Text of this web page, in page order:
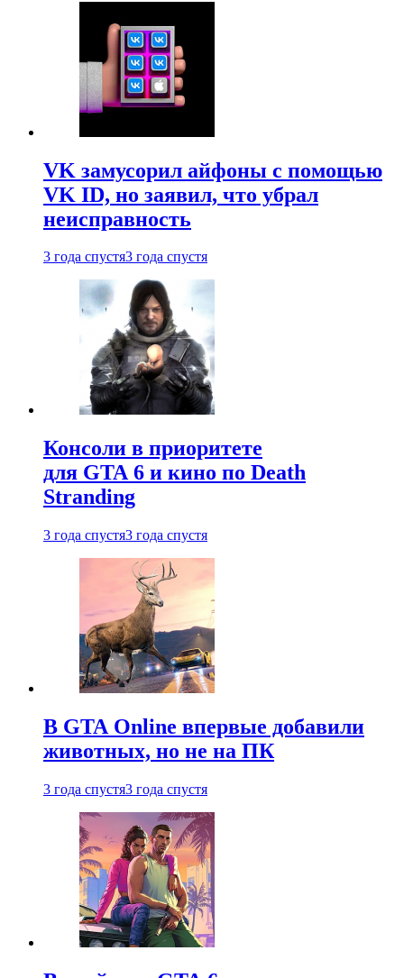
VK замусорил айфоны с помощью
VK ID, но заявил, что убрал
неисправность
3 года спустя3 года спустя
Консоли в приоритете
для GTA 6 и кино по Death
Stranding
3 года спустя3 года спустя
В GTA Online впервые добавили
животных, но не на ПК
3 года спустя3 года спустя